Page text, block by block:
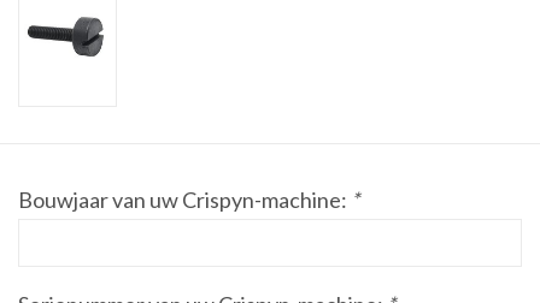
Verspaanbaar materiaal |
Cadeaubonnen &
Bouwjaar van uw Crispyn-machine: *